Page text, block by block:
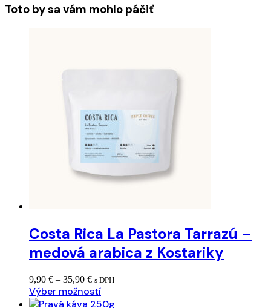
Toto by sa vám mohlo páčiť
Costa Rica La Pastora Tarrazú –
medová arabica z Kostariky
9,90 € – 35,90 €Price
range:
9,90 €
s DPH
Výber možností